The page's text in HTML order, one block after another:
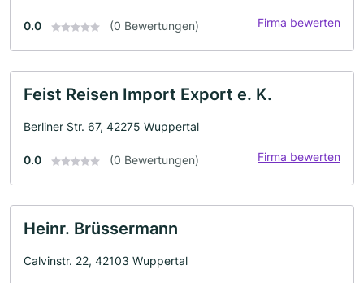
0.0 (0 Bewertungen) Firma bewerten
Feist Reisen Import Export e. K.
Berliner Str. 67, 42275 Wuppertal
0.0 (0 Bewertungen) Firma bewerten
Heinr. Brüssermann
Calvinstr. 22, 42103 Wuppertal